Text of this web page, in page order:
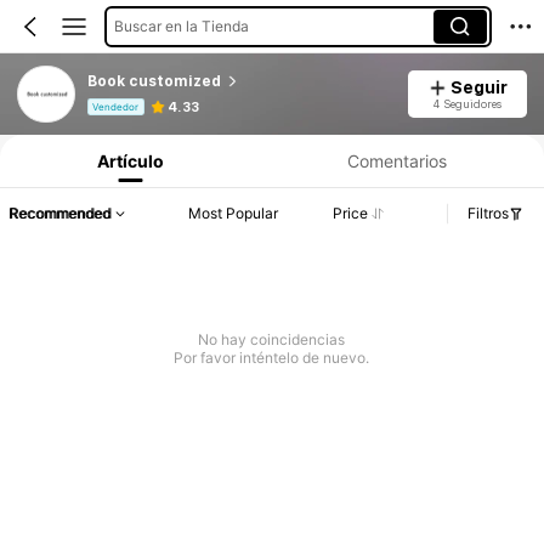
Buscar en la Tienda
Book customized
Vendedor 4.33
Seguir
4 Seguidores
Artículo Comentarios
Recommended Most Popular Price Filtros
No hay coincidencias
Por favor inténtelo de nuevo.